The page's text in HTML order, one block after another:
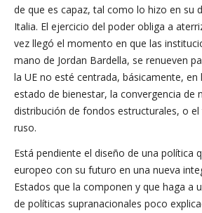
de que es capaz, tal como lo hizo en su
Italia. El ejercicio del poder obliga a
vez llegó el momento en que las
mano de Jordan Bardella, se renueven
la UE no esté centrada, básicamente, en
estado de bienestar, la convergencia de
distribución de fondos estructurales, o
ruso.
Está pendiente el diseño de una política
europeo con su futuro en una nueva
Estados que la componen y que haga a
de políticas supranacionales poco